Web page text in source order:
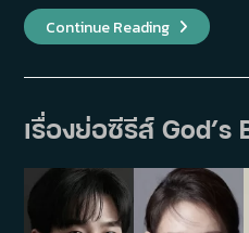
Continue Readingราย
ชื่อ
รางวัล
Arts
Awards
ครั้ง
59
เรื่องย่อซีรีส์ God’s